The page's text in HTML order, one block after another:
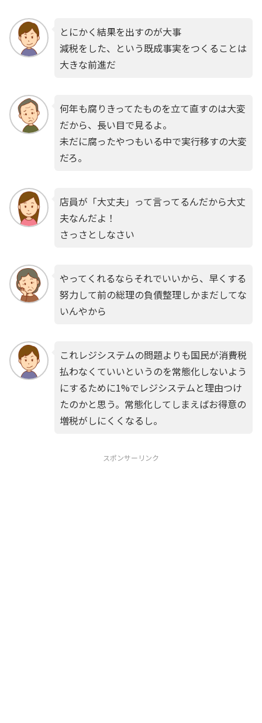
とにかく結果を出すのが大事
減税をした、という既成事実をつくることは
大きな前進だ
何年も腐りきってたものを立て直すのは大変
だから、長い目で見るよ。
未だに腐ったやつもいる中で実行移すの大変
だろ。
店員が「大丈夫」って言ってるんだから大丈
夫なんだよ！
さっさとしなさい
やってくれるならそれでいいから、早くする
努力して前の総理の負債整理しかまだしてな
いんやから
これレジシステムの問題よりも国民が消費税
払わなくていいというのを常態化しないよう
にするために1%でレジシステムと理由つけ
たのかと思う。常態化してしまえばお得意の
増税がしにくくなるし。
スポンサーリンク